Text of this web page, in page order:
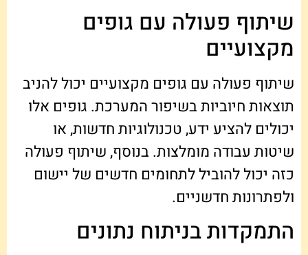
שיתוף פעולה עם גופים
מקצועיים
שיתוף פעולה עם גופים מקצועיים יכול להניב
תוצאות חיוביות בשיפור המערכת. גופים אלו
יכולים להציע ידע, טכנולוגיות חדשות, או
שיטות עבודה מומלצות. בנוסף, שיתוף פעולה
כזה יכול להוביל לתחומים חדשים של יישום
ולפתרונות חדשניים.
התמקדות בניתוח נתונים